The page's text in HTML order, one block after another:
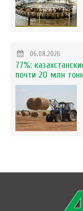
06.08.2026
77%:
почти 20 млн